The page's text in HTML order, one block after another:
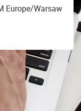
Europe/Warsaw